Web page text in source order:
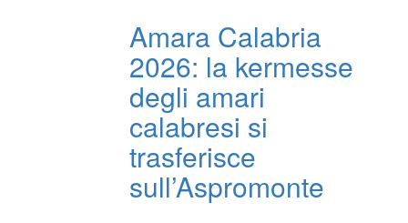
Amara Calabria
2026: la kermesse
degli amari
calabresi si
trasferisce
sull’Aspromonte